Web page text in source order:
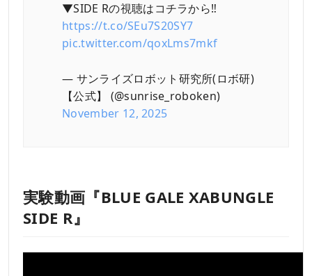
▼SIDE Rの視聴はコチラから‼
https://t.co/SEu7S20SY7
pic.twitter.com/qoxLms7mkf
— サンライズロボット研究所(ロボ研)
【公式】 (@sunrise_roboken)
November 12, 2025
実験動画『BLUE GALE XABUNGLE
SIDE R』